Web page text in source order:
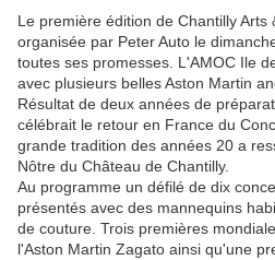
Le première édition de Chantilly Arts
organisée par Peter Auto le
toutes ses promesses. L'AMOC Ile
avec plusieurs belles Aston Martin
Résultat de deux années de
célébrait le retour en France du
grande tradition des années 20 a
Nôtre du Château de Chantilly.
Au programme un défilé de dix
présentés avec des mannequins
de couture. Trois premières
l'Aston Martin Zagato ainsi qu'une